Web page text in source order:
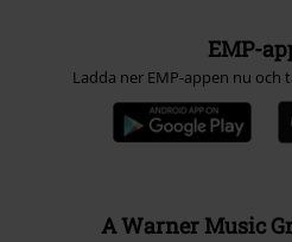
EMP-
Ladda ner EMP-appen nu och
A Warner Music